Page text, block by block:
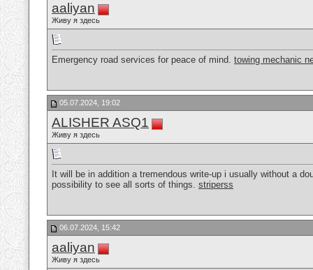
aaliyan
Живу я здесь
Emergency road services for peace of mind. towing mechanic
05.07.2024, 19:02
ALISHER ASQ1
Живу я здесь
It will be in addition a tremendous write-up i usually without a
possibility to see all sorts of things. striperss
06.07.2024, 15:42
aaliyan
Живу я здесь